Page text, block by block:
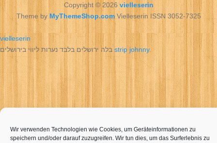
Copyright © 2026vielleserin
Theme by MyThemeShop.comVielleserin ISSN 3052-7325
vielleserin
Wir verwenden Technologien wie Cookies, um Geräteinformationen zu
speichern und/oder darauf zuzugreifen. Wir tun dies, um das Surferlebnis zu
בלה ירושלים בלבד נערות ליווי בירושליםstrip johnny.